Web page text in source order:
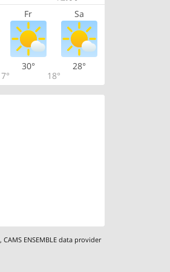
Fr Sa
30°
18°
28°
,CAMS ENSEMBLE data provider